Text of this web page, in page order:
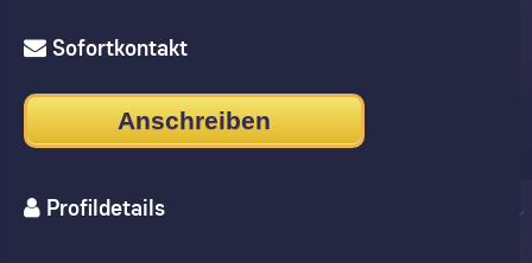
Sofortkontakt
Anschreiben
Profildetails